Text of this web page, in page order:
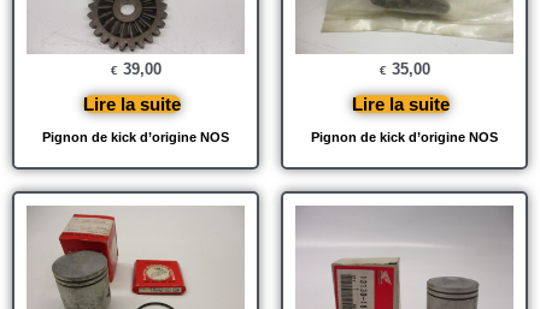
Pignon de kick d’origine NOS
€ 39,00
Lire la suite
Pignon de kick d’origine NOS
€ 35,00
Lire la suite